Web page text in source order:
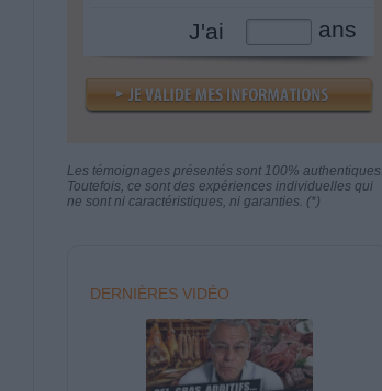
J'ai ans
Les témoignages présentés sont 100% authentiques.
Toutefois, ce sont des expériences individuelles qui
ne sont ni caractéristiques, ni garanties. (*)
DERNIÈRES VIDÉO